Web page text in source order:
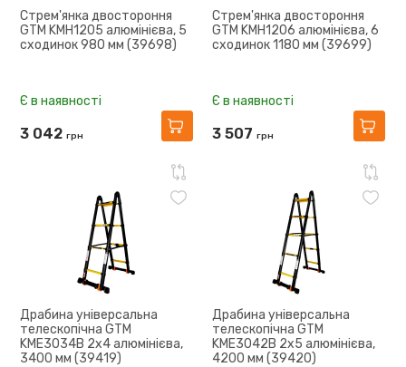
Стрем'янка двостороння
GTM KMH1205 алюмінієва, 5
сходинок 980 мм (39698)
Є в наявності
3 042 грн
Стрем'янка двостороння
GTM KMH1206 алюмінієва, 6
сходинок 1180 мм (39699)
Є в наявності
3 507 грн
Драбина універсальна
телескопічна GTM
KME3034B 2x4 алюмінієва,
3400 мм (39419)
Драбина універсальна
телескопічна GTM
KME3042B 2x5 алюмінієва,
4200 мм (39420)